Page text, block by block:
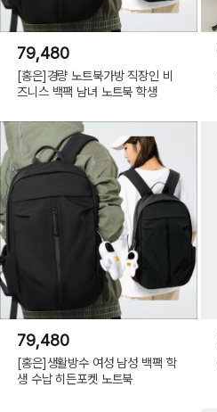
79,480
[홍은]경량 노트북가방 직장인 비
즈니스 백팩 남녀 노트북 학생
79,480
[홍은]생활방수 여성 남성 백팩 학
생 수납 히든포켓 노트북